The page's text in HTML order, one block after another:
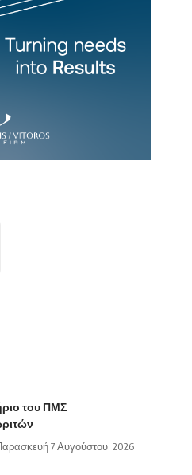
του ΠΜΣ
7 Αυγούστου, 2026